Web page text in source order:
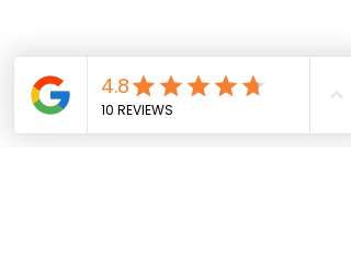
help guide you on where to start and where to
find the necessary details. It is your
responsibility to verify that the information is
correct and up to date. Reliance Construction